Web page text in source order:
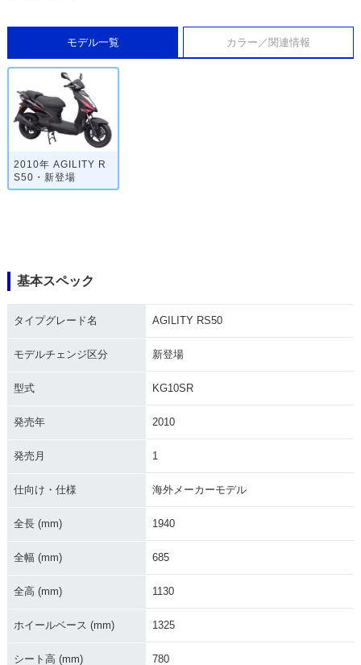
モデル一覧 カラー／関連情報
2010年 AGILITY R
S50・新登場
基本スペック
タイプグレード名 AGILITY RS50
モデルチェンジ区分 新登場
型式 KG10SR
発売年 2010
発売月 1
仕向け・仕様 海外メーカーモデル
全長 (mm) 1940
全幅 (mm) 685
全高 (mm) 1130
ホイールベース (mm) 1325
シート高 (mm) 780